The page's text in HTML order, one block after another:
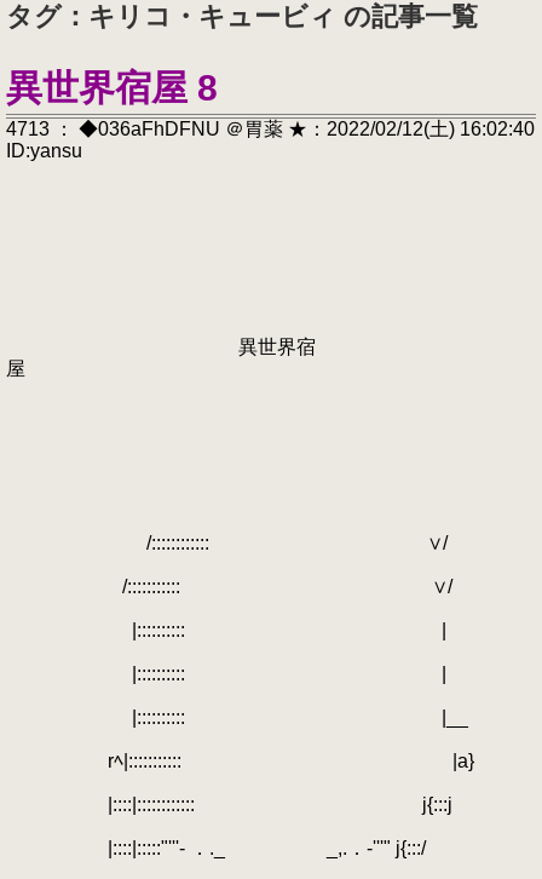
タグ：キリコ・キュービィ の記事一覧
異世界宿屋 8
4713 ： ◆036aFhDFNU ＠胃薬 ★：2022/02/12(土) 16:02:40
ID:yansu
異世界宿
屋
/:::::::::::: ∨/
/::::::::::: ∨/
|:::::::::: |
|:::::::::: |
|:::::::::: |__
rﾍ|::::::::::: |a}
|::::|:::::::::::: j{:::j
|::::|:::::"'''- ．._ _,.．-'''" j{:::/